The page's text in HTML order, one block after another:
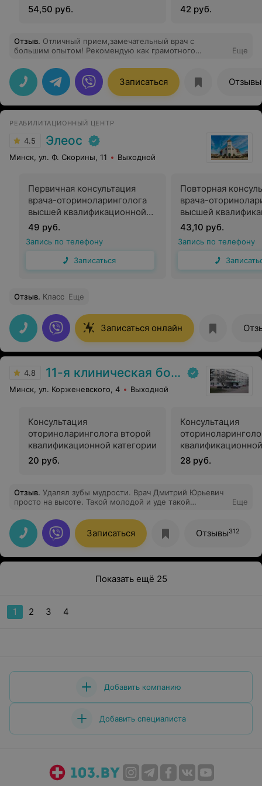
54,50 руб.
42 руб.
Отзыв. Отличный прием,замечательный врач с
большим опытом! Рекомендую как грамотного
Еще
Записаться Отзывы
РЕАБИЛИТАЦИОННЫЙ ЦЕНТР
4.5 Элеос
Минск, ул. Ф. Скорины, 11 Выходной
Первичная консультация
врача-оториноларинголога
высшей квалификационной
категории
49 руб.
Запись по телефону
Записаться
Повторная
врача-
высшей
категории
43,10 руб.
Запись по телефону
Отзыв. Класс Еще
Записаться онлайн
4.8 11-я клиническая больница
Минск, ул. Корженевского, 4 Выходной
Консультация
оториноларинголога второй
квалификационной категории
20 руб.
Консультация
28 руб.
Отзыв. Удалял зубы мудрости. Врач Дмитрий Юрьевич
просто на высоте. Такой молодой и уде такой
Еще
Записаться Отзывы312
Показать ещё 25
1 2 3 4
Добавить компанию
Добавить специалиста